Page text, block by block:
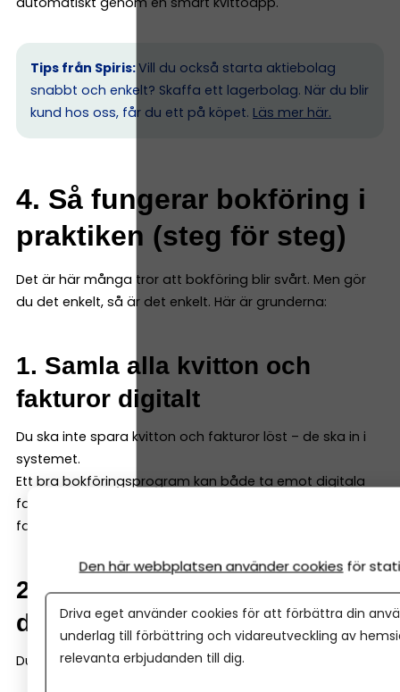
Tips från Spiris:Vill du också starta aktiebolag
snabbt och enkelt? Skaffa ett lagerbolag. När du blir
kund hos oss, får du ett på köpet. Läs mer här.
4. Så fungerar bokföring i
praktiken (steg för steg)
Det är här många tror att bokföring blir svårt. Men gör
du det enkelt, så är det enkelt. Här är grunderna:
1. Samla alla kvitton och
fakturor digitalt
Du ska inte spara kvitton och fakturor löst – de ska in i
systemet.
Ett bra bokföringsprogram kan både ta emot digitala
fakturor och enkelt scanna in kvitton och fysiska
fakturor – så att du samlar allt i programmet direkt.
2. Registrera varje händelse i
ditt bokföringsprogram
Du bokför en händelse genom att ange:
Den här webbplatsen använder cookies för
Driva eget använder cookies för att förbättra din
underlag till förbättring och vidareutveckling av
relevanta erbjudanden till dig.